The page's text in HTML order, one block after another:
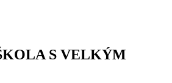
S VELKÝM